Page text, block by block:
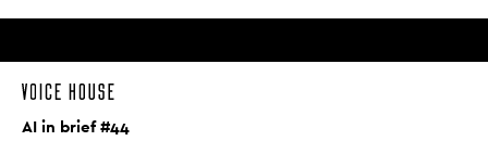
AI in brief #44